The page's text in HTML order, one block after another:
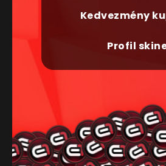
Kedvezmény
Profil